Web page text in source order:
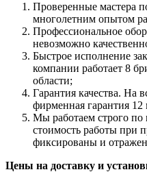
Проверенные мастера
многолетним опытом
Профессиональное
невозможно
Быстрое исполнение
компании работает 8
области;
Гарантия качества. На
фирменная гарантия 12
Мы работаем строго по
стоимость работы при
фиксированы и
Цены на доставку и